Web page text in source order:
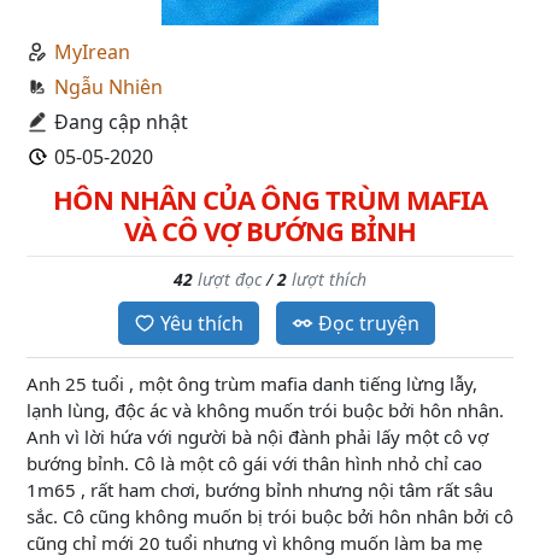
MyIrean
Ngẫu Nhiên
Đang cập nhật
05-05-2020
HÔN NHÂN CỦA ÔNG TRÙM MAFIA
VÀ CÔ VỢ BƯỚNG BỈNH
42 lượt đọc/2 lượt thích
Yêu thích Đọc truyện
Anh 25 tuổi , một ông trùm mafia danh tiếng lừng lẫy,
lạnh lùng, độc ác và không muốn trói buộc bởi hôn nhân.
Anh vì lời hứa với người bà nội đành phải lấy một cô vợ
bướng bỉnh. Cô là một cô gái với thân hình nhỏ chỉ cao
1m65 , rất ham chơi, bướng bỉnh nhưng nội tâm rất sâu
sắc. Cô cũng không muốn bị trói buộc bởi hôn nhân bởi cô
cũng chỉ mới 20 tuổi nhưng vì không muốn làm ba mẹ